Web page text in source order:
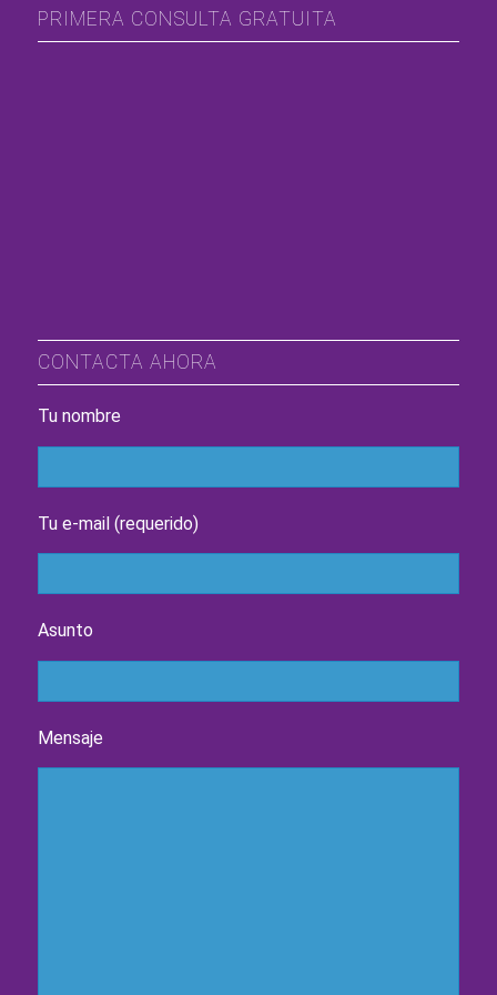
PRIMERA CONSULTA GRATUITA
CONTACTA AHORA
Tu nombre
Tu e-mail (requerido)
Asunto
Mensaje